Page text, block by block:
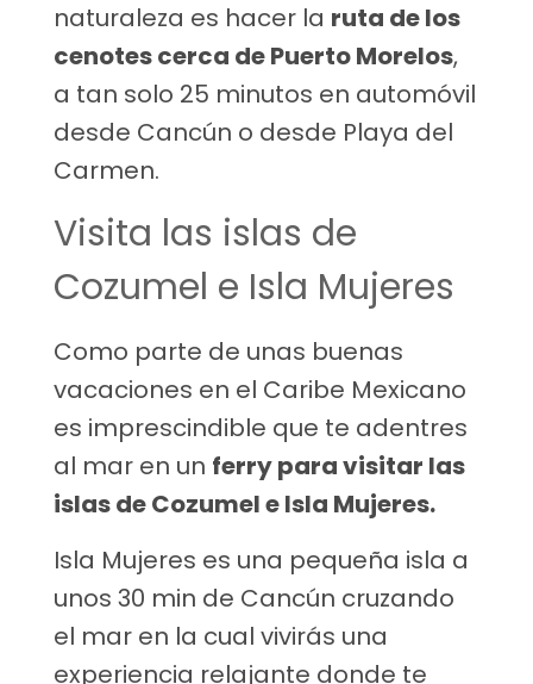
naturaleza es hacer la ruta de los
cenotes cerca de Puerto Morelos,
a tan solo 25 minutos en automóvil
desde Cancún o desde Playa del
Carmen.
Visita las islas de
Cozumel e Isla Mujeres
Como parte de unas buenas
vacaciones en el Caribe Mexicano
es imprescindible que te adentres
al mar en un ferry para visitar las
islas de Cozumel e Isla Mujeres.
Isla Mujeres es una pequeña isla a
unos 30 min de Cancún cruzando
el mar en la cual vivirás una
experiencia relajante donde te